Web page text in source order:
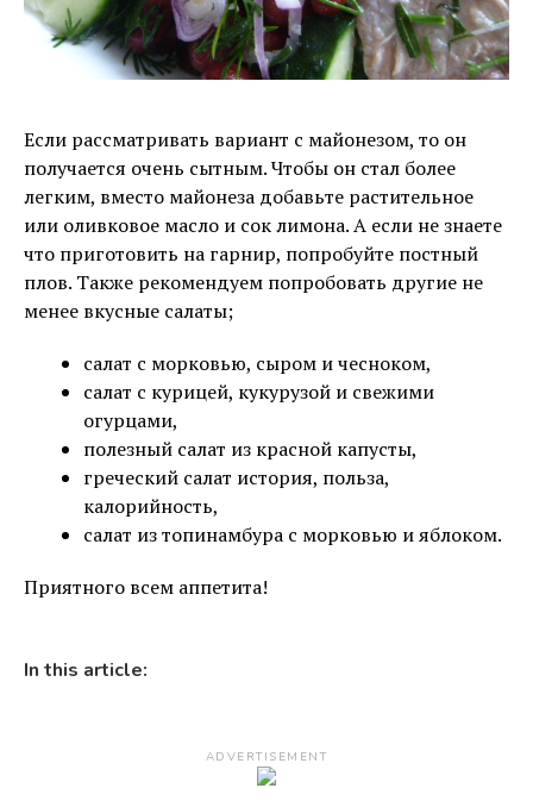
Если рассматривать вариант с майонезом, то он
получается очень сытным. Чтобы он стал более
легким, вместо майонеза добавьте растительное
или оливковое масло и сок лимона. А если не знаете
что приготовить на гарнир, попробуйте постный
плов. Также рекомендуем попробовать другие не
менее вкусные салаты;
салат с морковью, сыром и чесноком,
салат с курицей, кукурузой и свежими
огурцами,
полезный салат из красной капусты,
греческий салат история, польза,
калорийность,
салат из топинамбура с морковью и яблоком.
Приятного всем аппетита!
In this article:
ADVERTISEMENT